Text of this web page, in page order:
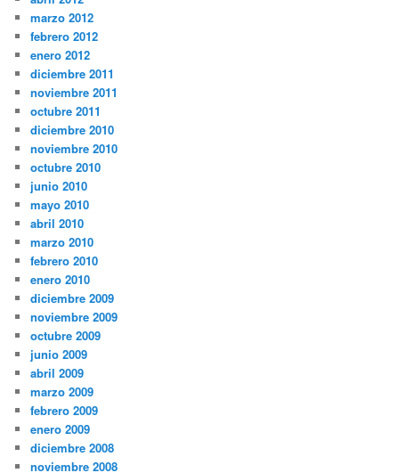
marzo 2012
febrero 2012
enero 2012
diciembre 2011
noviembre 2011
octubre 2011
diciembre 2010
noviembre 2010
octubre 2010
junio 2010
mayo 2010
abril 2010
marzo 2010
febrero 2010
enero 2010
diciembre 2009
noviembre 2009
octubre 2009
junio 2009
abril 2009
marzo 2009
febrero 2009
enero 2009
diciembre 2008
noviembre 2008